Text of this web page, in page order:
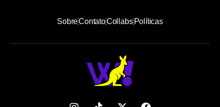
SobreContatoCollabsPolíticas